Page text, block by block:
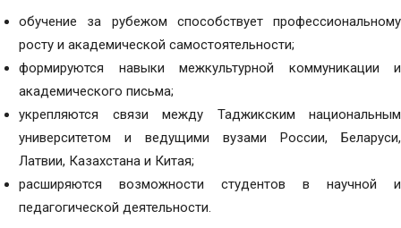
обучение за рубежом способствует профессиональному
росту и академической самостоятельности;
формируются навыки межкультурной коммуникации и
академического письма;
укрепляются связи между Таджикским национальным
университетом и ведущими вузами России, Беларуси,
Латвии, Казахстана и Китая;
расширяются возможности студентов в научной и
педагогической деятельности.